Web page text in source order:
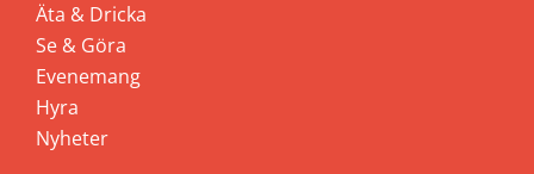
Äta & Dricka
Se & Göra
Evenemang
Hyra
Nyheter